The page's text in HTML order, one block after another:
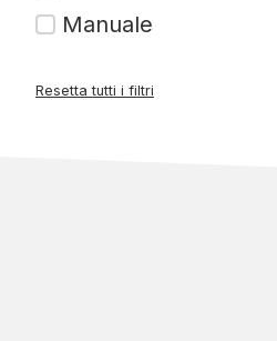
Manuale
Resetta tutti i filtri